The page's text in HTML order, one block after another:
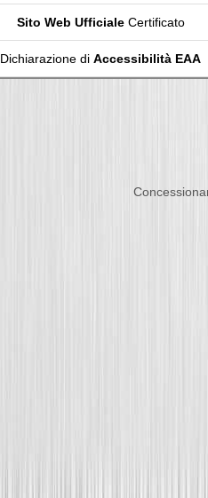
Sito Web UfficialeCertificato
Dichiarazione di Accessibilità EAA